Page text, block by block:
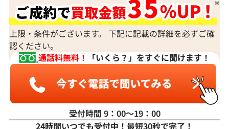
上限・条件がございます。 下記に記載の詳細を必ずご確
認ください。
通話料無料！
「いくら？」をすぐに聞けます！
受付時間 9：00〜19：00
24時間いつでも受付中！最短30秒で完了！